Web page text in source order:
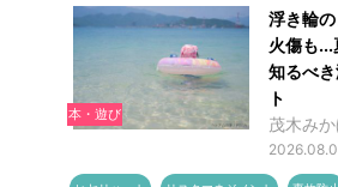
本・遊び
浮き輪
火傷も
知るべ
ト
茂木み